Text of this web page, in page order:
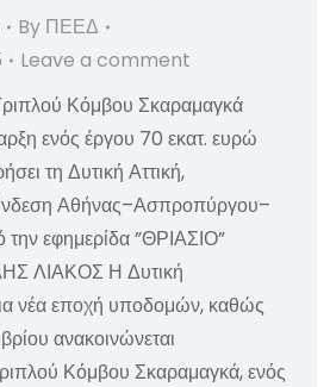
By ΠΕΕΔ
Leave a comment
Κόμβου Σκαραμαγκά
ενός έργου 70 εκατ. ευρώ
τη Δυτική Αττική,
Αθήνας–Ασπροπύργου–
εφημερίδα ”ΘΡΙΑΣΙΟ”
ΛΙΑΚΟΣ Η Δυτική
νέα εποχή υποδομών, καθώς
ανακοινώνεται
Κόμβου Σκαραμαγκά, ενός